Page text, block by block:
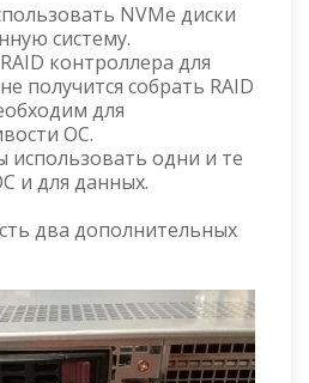
NVMe диски
систему.
контроллера для
получится собрать RAID
для
ОС.
использовать одни и те
и для данных.
два дополнительных